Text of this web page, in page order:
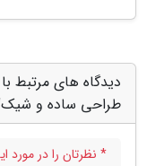
دیدگاه های مرتبط با
طراحی ساده و
* نظرتان را در مورد